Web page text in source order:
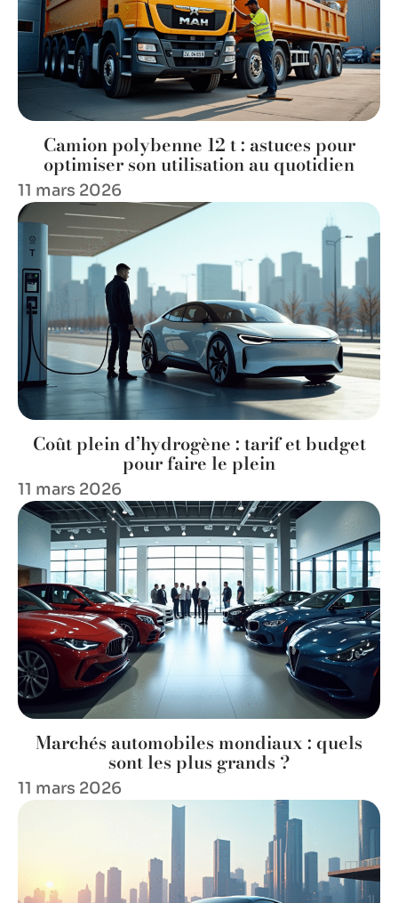
Camion polybenne 12 t : astuces pour
optimiser son utilisation au quotidien
11 mars 2026
Coût plein d’hydrogène : tarif et budget
pour faire le plein
11 mars 2026
Marchés automobiles mondiaux : quels
sont les plus grands ?
11 mars 2026